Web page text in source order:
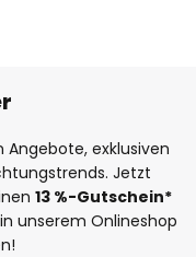
Angebote, exklusiven
Jetzt
13 %-Gutschein*
unserem Onlineshop